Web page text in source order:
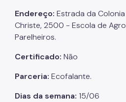
Endereço: Estrada da
Christe, 2500 - Escola de
Parelheiros.
Certificado: Não
Parceria: Ecofalante.
Dias da semana: 15/06